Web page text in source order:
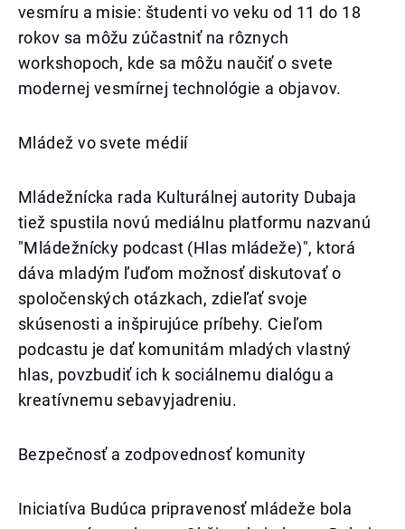
vesmíru a misie: študenti vo veku od 11 do 18
rokov sa môžu zúčastniť na rôznych
workshopoch, kde sa môžu naučiť o svete
modernej vesmírnej technológie a objavov.
Mládež vo svete médií
Mládežnícka rada Kulturálnej autority Dubaja
tiež spustila novú mediálnu platformu nazvanú
"Mládežnícky podcast (Hlas mládeže)", ktorá
dáva mladým ľuďom možnosť diskutovať o
spoločenských otázkach, zdieľať svoje
skúsenosti a inšpirujúce príbehy. Cieľom
podcastu je dať komunitám mladých vlastný
hlas, povzbudiť ich k sociálnemu dialógu a
kreatívnemu sebavyjadreniu.
Bezpečnosť a zodpovednosť komunity
Iniciatíva Budúca pripravenosť mládeže bola